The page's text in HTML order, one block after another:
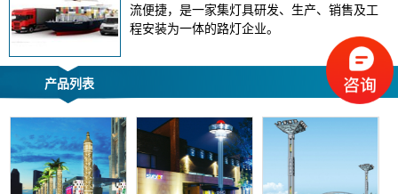
流便捷，是一家集灯具研发、生产、销售及工
程安装为一体的路灯企业。
产品列表